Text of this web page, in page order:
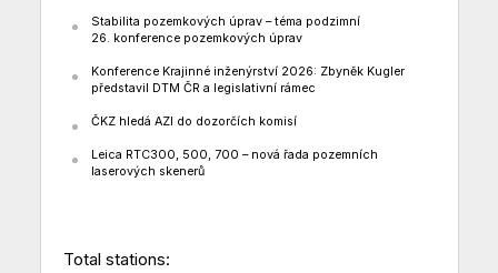
Stabilita pozemkových úprav – téma podzimní
26. konference pozemkových úprav
Konference Krajinné inženýrství 2026: Zbyněk Kugler
představil DTM ČR a legislativní rámec
ČKZ hledá AZI do dozorčích komisí
Leica RTC300, 500, 700 – nová řada pozemních
laserových skenerů
Total stations: